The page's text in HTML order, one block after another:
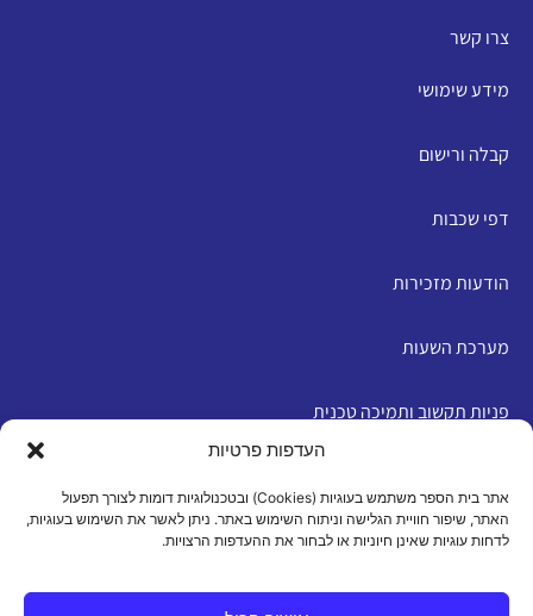
העדפות פרטיות
אתר בית הספר משתמש בעוגיות (Cookies) ובטכנולוגיות דומות לצורך תפעול
האתר, שיפור חוויית הגלישה וניתוח השימוש באתר. ניתן לאשר את השימוש בעוגיות,
לדחות עוגיות שאינן חיוניות או לבחור את ההעדפות הרצויות.
צרו קשר
מידע שימושי
קבלה ורישום
דפי שכבות
הודעות מזכירות
מערכת השעות
פניות תקשוב ותמיכה טכנית
מדיניות פרטיות|תנאי שימוש|הצהרת נגישות|מדיניות